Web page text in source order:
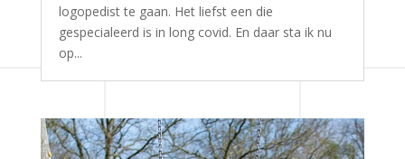
logopedist te gaan. Het liefst een die
gespecialeerd is in long covid. En daar sta ik nu
op...